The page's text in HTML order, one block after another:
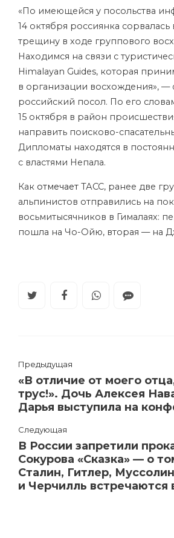
«По имеющейся у посольства
14 октября россиянка
трещину в ходе группового
Находимся на связи с
Himalayan Guides, которая
в организации восхождения», —
российский посол. По его
15 октября в район
направить поисково-
Дипломаты находятся в
с властями Непала.
Как отмечает ТАСС, ранее две
альпинистов отправились на
восьмитысячников в Гималаях:
пошла на Чо-Ойю, вторая — на
Предыдущая
«В отличие от моего
трус!». Дочь Алексея
Дарья выступила на
Следующая
В России запретили
Сокурова «Сказка» — о
Сталин, Гитлер,
и Черчилль встречаются